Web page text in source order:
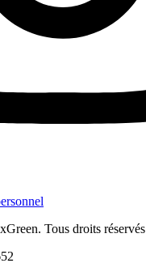
Tous droits réservés